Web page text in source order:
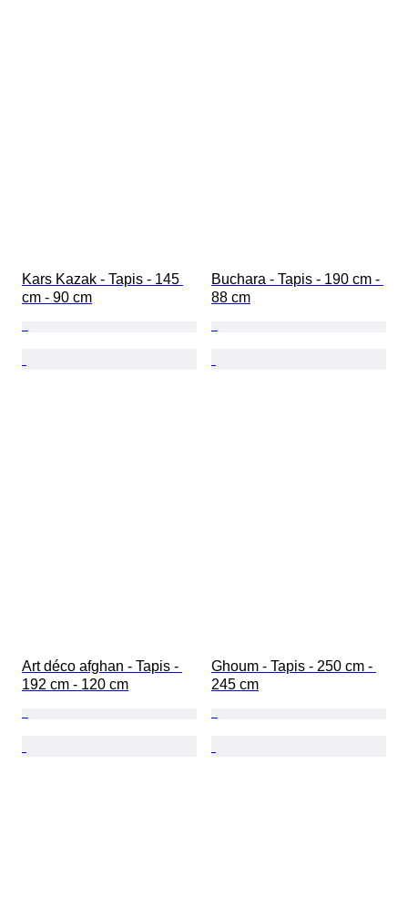
Kars Kazak - Tapis - 145
cm - 90 cm
Buchara - Tapis - 190 cm -
88 cm
Art déco afghan - Tapis -
192 cm - 120 cm
Ghoum - Tapis - 250 cm -
245 cm